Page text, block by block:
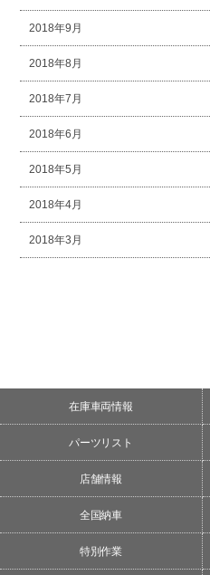
2018年9月
2018年8月
2018年7月
2018年6月
2018年5月
2018年4月
2018年3月
在庫車両情報
パーツリスト
店舗情報
全国納車
特別作業